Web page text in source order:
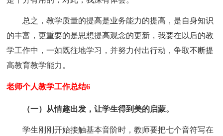
总之，教学质量的提高是业务能力的提高，是自身知识
的丰富，更重要的是思想提高观念的更新，我要在以后的教
学工作中，一如既往地学习，并努力付出行动，争取不断提
高教育教学能力。
老师个人教学工作总结6
（一）从情趣出发，让学生得到美的启蒙。
学生刚刚开始接触基本音阶时，教师要把七个音符写在